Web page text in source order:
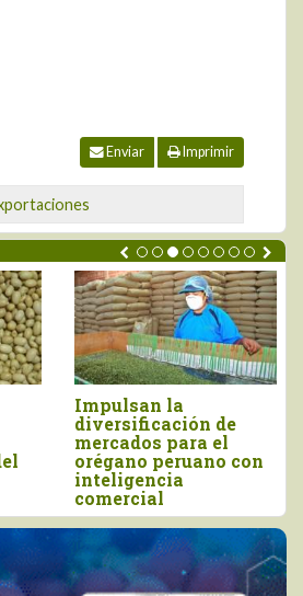
Enviar Imprimir
Impulsan la
diversificación de
mercados para el
orégano peruano con
inteligencia
comercial